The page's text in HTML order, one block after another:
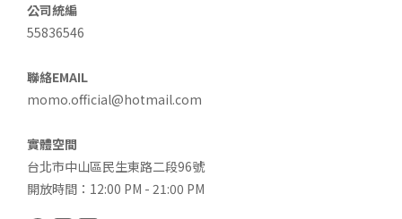
公司統編
55836546
聯絡EMAIL
momo.official@hotmail.com
實體空間
台北市中山區民生東路二段96號
開放時間：12:00 PM - 21:00 PM